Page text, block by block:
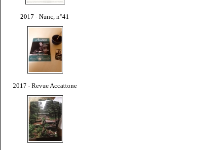
2017 - Nunc, n°41
2017 - Revue Accattone